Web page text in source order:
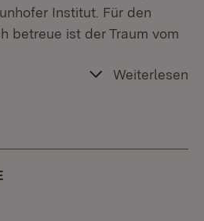
Institut. Für den
betreue ist der Traum vom
Weiterlesen